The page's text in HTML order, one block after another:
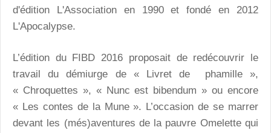
d'édition L'Associationen 1990 et fondé en 2012
L'Apocalypse.
L’édition du FIBD 2016 proposait de redécouvrir le
travail du démiurge de « Livret de phamille »,
« Chroquettes », « Nunc est bibendum » ou encore
« Les contes de la Mune ». L’occasion de se marrer
devant les (més)aventures de la pauvre Omelette qui